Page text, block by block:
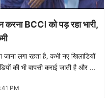
BCCI को पड़ रहा भारी,
लगा रहता है, कभी नए खिलाडियों
की भी वापसी कराई जाती है और ...
PM